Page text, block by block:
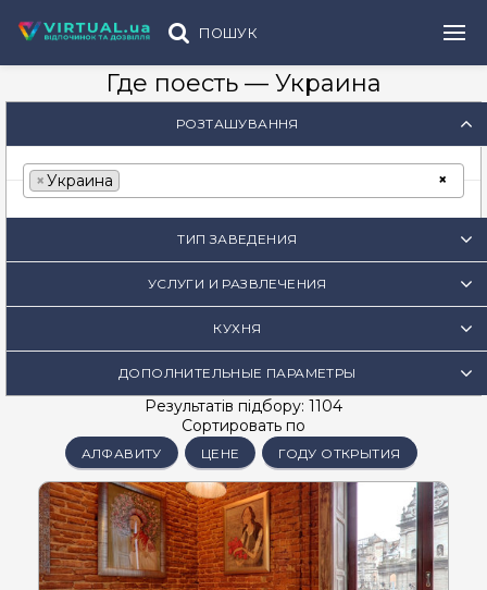
ПОШУК
Где поесть — Украина
РОЗТАШУВАННЯ
×
×Украина
ТИП ЗАВЕДЕНИЯ
УСЛУГИ И РАЗВЛЕЧЕНИЯ
КУХНЯ
ДОПОЛНИТЕЛЬНЫЕ ПАРАМЕТРЫ
Результатів підбору: 1104
Сортировать по
АЛФАВИТУ ЦЕНЕ ГОДУ ОТКРЫТИЯ